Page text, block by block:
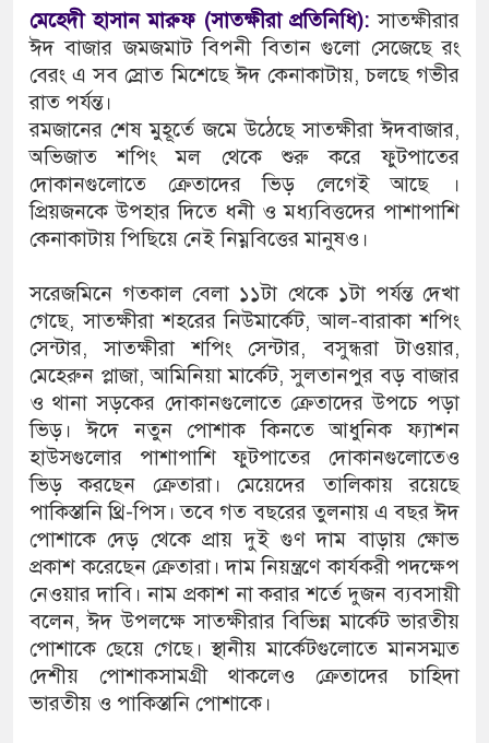
মেহেদী হাসান মারুফ (সাতক্ষীরা প্রতিনিধি): সাতক্ষীরার
ঈদ বাজার জমজমাট বিপনী বিতান গুলো সেজেছে রং
বেরং এ সব স্রোত মিশেছে ঈদ কেনাকাটায়, চলছে গভীর
রাত পর্যন্ত।
রমজানের শেষ মুহূর্তে জমে উঠেছে সাতক্ষীরা ঈদবাজার,
অভিজাত শপিং মল থেকে শুরু করে ফুটপাতের
দোকানগুলোতে ক্রেতাদের ভিড় লেগেই আছে ।
প্রিয়জনকে উপহার দিতে ধনী ও মধ্যবিত্তদের পাশাপাশি
কেনাকাটায় পিছিয়ে নেই নিম্নবিত্তের মানুষও।
সরেজমিনে গতকাল বেলা ১১টা থেকে ১টা পর্যন্ত দেখা
গেছে, সাতক্ষীরা শহরের নিউমার্কেট, আল-বারাকা শপিং
সেন্টার, সাতক্ষীরা শপিং সেন্টার, বসুন্ধরা টাওয়ার,
মেহেরুন প্লাজা, আমিনিয়া মার্কেট, সুলতানপুর বড় বাজার
ও থানা সড়কের দোকানগুলোতে ক্রেতাদের উপচে পড়া
ভিড়। ঈদে নতুন পোশাক কিনতে আধুনিক ফ্যাশন
হাউসগুলোর পাশাপাশি ফুটপাতের দোকানগুলোতেও
ভিড় করছেন ক্রেতারা। মেয়েদের তালিকায় রয়েছে
পাকিস্তানি থ্রি-পিস। তবে গত বছরের তুলনায় এ বছর ঈদ
পোশাকে দেড় থেকে প্রায় দুই গুণ দাম বাড়ায় ক্ষোভ
প্রকাশ করেছেন ক্রেতারা। দাম নিয়ন্ত্রণে কার্যকরী পদক্ষেপ
নেওয়ার দাবি। নাম প্রকাশ না করার শর্তে দুজন ব্যবসায়ী
বলেন, ঈদ উপলক্ষে সাতক্ষীরার বিভিন্ন মার্কেট ভারতীয়
পোশাকে ছেয়ে গেছে। স্থানীয় মার্কেটগুলোতে মানসম্মত
দেশীয় পোশাকসামগ্রী থাকলেও ক্রেতাদের চাহিদা
ভারতীয় ও পাকিস্তানি পোশাকে।